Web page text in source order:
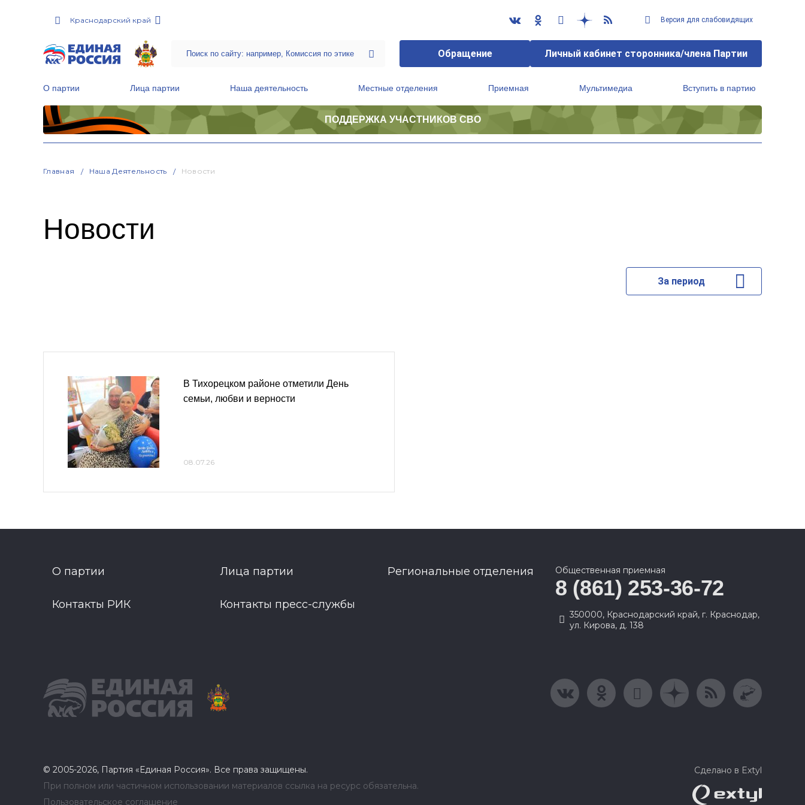
Краснодарский край Версия для слабовидящих
Обращение Личный кабинет сторонника/члена Партии
О партии Лица партии Наша деятельность Местные отделения Приемная Мультимедиа Вступить в партию
ПОДДЕРЖКА УЧАСТНИКОВ СВО
Главная Наша Деятельность Новости
Новости
За период
В Тихорецком районе отметили День
семьи, любви и верности
08.07.26
О партии Лица партии Региональные отделения
Контакты РИК Контакты пресс-службы
Общественная приемная
8 (861) 253-36-72
350000, Краснодарский край, г. Краснодар,
ул. Кирова, д. 138
© 2005-2026, Партия «Единая Россия». Все права защищены.
При полном или частичном использовании материалов ссылка на ресурс обязательна.
Пользовательское соглашение
Сделано в Extyl